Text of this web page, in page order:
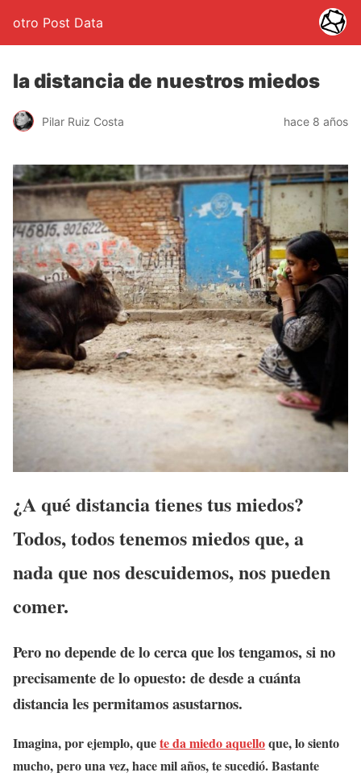
otro Post Data
la distancia de nuestros miedos
Pilar Ruiz Costa hace 8 años
¿A qué distancia tienes tus miedos?
Todos, todos tenemos miedos que, a
nada que nos descuidemos, nos pueden
comer.
Pero no depende de lo cerca que los tengamos, si no
precisamente de lo opuesto: de desde a cuánta
distancia les permitamos asustarnos.
Imagina, por ejemplo, quete da miedo aquelloque, lo siento
mucho, pero una vez, hace mil años, te sucedió. Bastante